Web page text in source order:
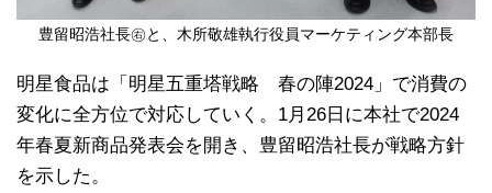
豊留昭浩社長㊨と、木所敬雄執行役員マーケティング本部長
明星食品は「明星五重塔戦略 春の陣2024」で消費の
変化に全方位で対応していく。1月26日に本社で2024
年春夏新商品発表会を開き、豊留昭浩社長が戦略方針
を示した。